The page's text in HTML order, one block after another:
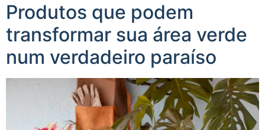
Produtos que podem
transformar sua área verde
num verdadeiro paraíso